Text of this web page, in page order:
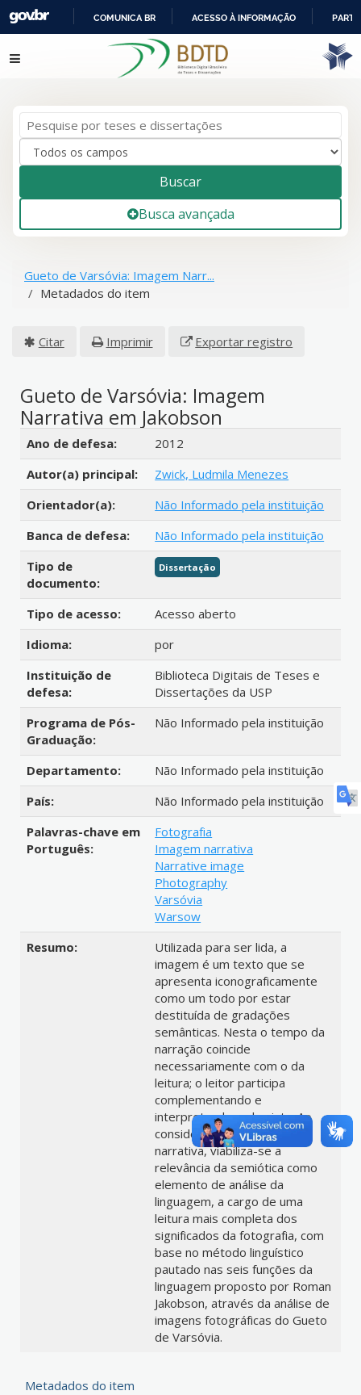
IR
PARA
COMUNICA BR ACESSO À INFORMAÇÃO
Pular para o conteúdo
Buscar
Busca avançada
Gueto de Varsóvia: Imagem Narr...
Metadados do item
Citar Imprimir Exportar registro
Gueto de Varsóvia: Imagem
Narrativa em Jakobson
Detalhes bibliográficos
Ano de defesa:
2012
Autor(a) principal:
Zwick, Ludmila Menezes
Orientador(a):
Não Informado pela instituição
Banca de defesa:
Não Informado pela instituição
Tipo de
documento:
Dissertação
Tipo de acesso:
Acesso aberto
Idioma:
por
Instituição de
defesa:
Biblioteca Digitais de Teses e
Dissertações da USP
Programa de Pós-
Graduação:
Não Informado pela instituição
Departamento:
Não Informado pela instituição
País:
Não Informado pela instituição
Palavras-chave em
Português:
Fotografia
Imagem narrativa
Narrative image
Photography
Varsóvia
Warsow
Resumo:
Utilizada para ser lida, a
imagem é um texto que se
apresenta iconograficamente
como um todo por estar
destituída de gradações
semânticas. Nesta o tempo da
narração coincide
necessariamente com o da
leitura; o leitor participa
complementando e
interpretando cada pista. Ao
considerar a imagem como
narrativa, viabiliza-se a
relevância da semiótica como
elemento de análise da
linguagem, a cargo de uma
leitura mais completa dos
significados da fotografia, com
base no método linguístico
pautado nas seis funções da
linguagem proposto por Roman
Jakobson, através da análise de
imagens fotográficas do Gueto
de Varsóvia.
Metadados do item